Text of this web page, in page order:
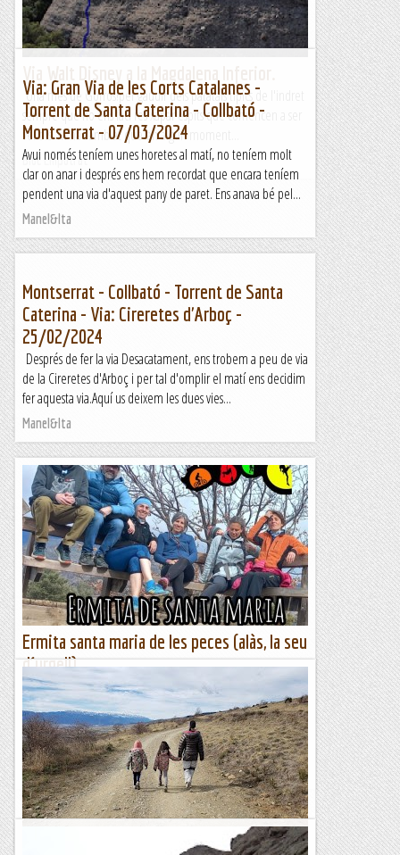
Una més de Gorros!per gaudir dels patatals típics de l'indret
sempre que no ens faci res xapar espits que comencen a ser
vellots. M'ha semblat que en algun moment...
Bloc Empotrat
Via: Gran Via de les Corts Catalanes -
Torrent de Santa Caterina - Collbató -
Montserrat - 07/03/2024
Avui només teníem unes horetes al matí, no teníem molt
clar on anar i després ens hem recordat que encara teníem
pendent una via d'aquest pany de paret. Ens anava bé pel...
Manel&Ita
Montserrat - Collbató - Torrent de Santa
Caterina - Via: Cireretes d'Arboç -
25/02/2024
Després de fer la via Desacatament, ens trobem a peu de via
de la Cireretes d'Arboç i per tal d'omplir el matí ens decidim
fer aquesta via.Aquí us deixem les dues vies...
Manel&Ita
Ermita santa maria de les peces (alàs, la seu
d´urgell)
Aprofitant la nostra estada aquest cap de SEtmana a la
població de Arfa, aprofitem el Diumenge matí per ...fer
aquesta curteta excursió sortint del Cementeri de la
població...
El món de la ferrata i la escalada
Font-romeu i santa maria de bell-lloc